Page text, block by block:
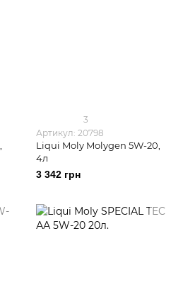
3
Артикул: 20798
Liqui Moly Molygen 5W-20,
4л
3 342 грн